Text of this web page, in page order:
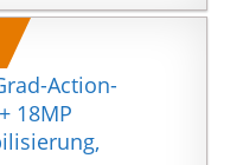
Stabilisierung
- und das mit
als je
fragile
Action-
18MP